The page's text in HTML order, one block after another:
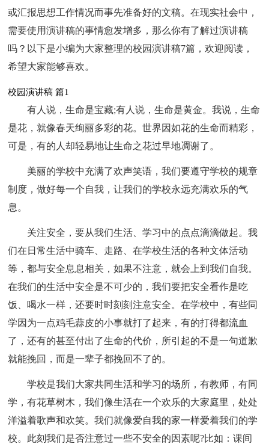
或汇报思想工作情况而事先准备好的文稿。在现实社会中，
需要使用演讲稿的事情愈发增多，那么你有了解过演讲稿
吗？以下是小编为大家整理的校园演讲稿7篇，欢迎阅读，
希望大家能够喜欢。
校园演讲稿 篇1
有人说，生命是宝藏;有人说，生命是黄金。我说，生命
是花，就像春天绚丽多彩的花。世界因如花的生命而精彩，
可是，有的人却轻易地让生命之花过早地凋谢了。
美丽的学校中充满了欢声笑语，我们要遵守学校的规章
制度，做好每一个自我，让我们的学校永远充满欢乐的气
息。
关注安全，要从我们生活、学习中的点点滴滴做起。我
们在日常生活中骑车、走路、在学校生活的各种文体活动
等，都与安全息息相关，如果不注意，就会上到我们自我。
在我们的生活中安全是不可少的，我们要把安全看作是吃
饭、喝水一样，还要时时刻刻注意安全。在学校中，有些同
学因为一点鸡毛蒜皮的小事就打了起来，有的打得都流血
了，还有的甚至付出了生命的代价，所引起的不是一句道歉
就能挽回，而是一辈子都挽回不了的。
学校是我们大家共同生活和学习的场所，有教师，有同
学，有花草树木，我们像生活在一个欢乐的大家庭里，处处
洋溢着歌声和欢笑。我们就像爱自我的家一样爱着我们的学
校。此刻我们是否注意过一些不安全的因素呢?比如：课间